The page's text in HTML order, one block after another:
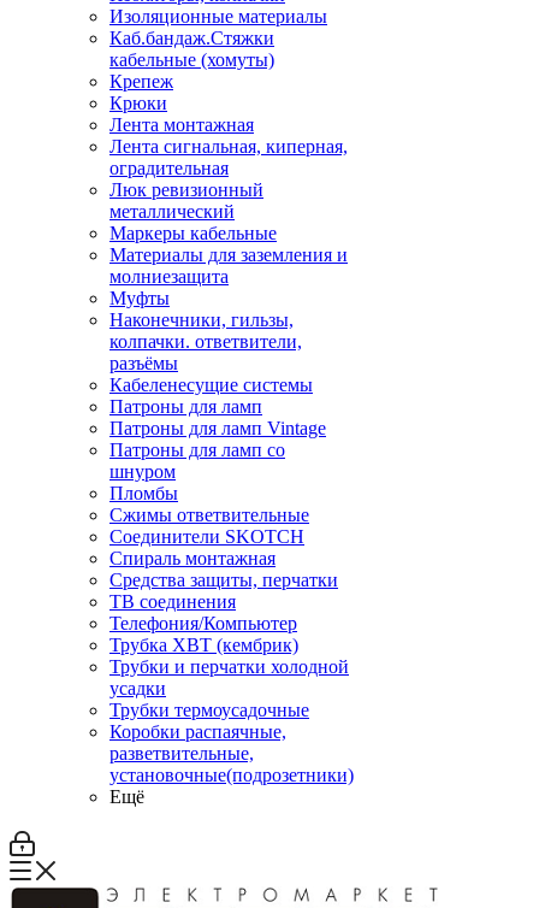
Изоляционные материалы
Каб.бандаж.Стяжки
кабельные (хомуты)
Крепеж
Крюки
Лента монтажная
Лента сигнальная, киперная,
оградительная
Люк ревизионный
металлический
Маркеры кабельные
Материалы для заземления и
молниезащита
Муфты
Наконечники, гильзы,
колпачки. ответвители,
разъёмы
Кабеленесущие системы
Патроны для ламп
Патроны для ламп Vintage
Патроны для ламп со
шнуром
Пломбы
Сжимы ответвительные
Соединители SKOTCH
Спираль монтажная
Средства защиты, перчатки
ТВ соединения
Телефония/Компьютер
Трубка ХВТ (кембрик)
Трубки и перчатки холодной
усадки
Трубки термоусадочные
Коробки распаячные,
разветвительные,
установочные(подрозетники)
Ещё